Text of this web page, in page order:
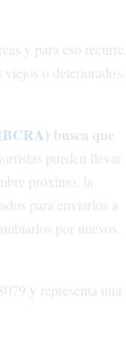
y para eso recurre
o deteriorados.
busca que
pueden llevar
próximo, la
para enviarlos a
por nuevos.
y representa una